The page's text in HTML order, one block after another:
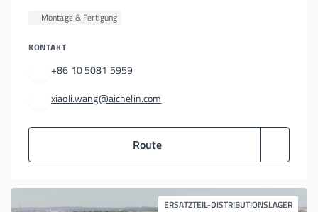
Montage & Fertigung
KONTAKT
+86 10 5081 5959
xiaoli.wang@aichelin.com
Route
ERSATZTEIL-DISTRIBUTIONSLAGER